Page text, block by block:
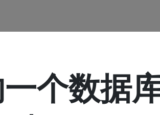
个数据